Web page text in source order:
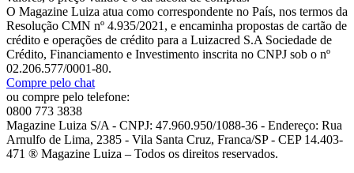
O Magazine Luiza atua como correspondente no País, nos termos da
Resolução CMN nº 4.935/2021, e encaminha propostas de cartão de
crédito e operações de crédito para a Luizacred S.A Sociedade de
Crédito, Financiamento e Investimento inscrita no CNPJ sob o nº
02.206.577/0001-80.
Compre pelo chat
ou compre pelo telefone:
0800 773 3838
Magazine Luiza S/A - CNPJ: 47.960.950/1088-36 - Endereço: Rua
Arnulfo de Lima, 2385 - Vila Santa Cruz, Franca/SP - CEP 14.403-
471 ® Magazine Luiza – Todos os direitos reservados.